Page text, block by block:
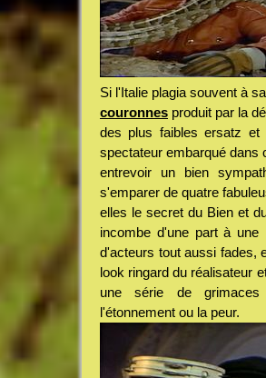
Si l'Italie plagia souvent à
couronnes produit par la
des plus faibles ersatz et
spectateur embarqué dans
entrevoir un bien
s'emparer de quatre
elles le secret du Bien et
incombe d'une part à une
d'acteurs tout aussi fades,
look ringard du réalisateur
une série de grimaces
l'étonnement ou la peur.